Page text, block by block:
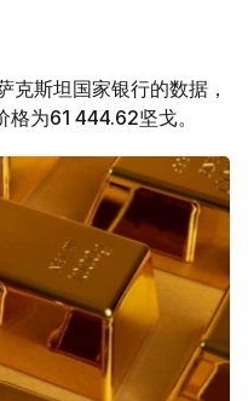
克斯坦国家银行的数据，
为61 444.62坚戈。